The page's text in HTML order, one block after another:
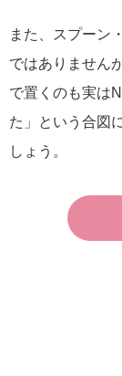
また、スプーン
ではありません
で置くのも実は
た」という合図
しょう。